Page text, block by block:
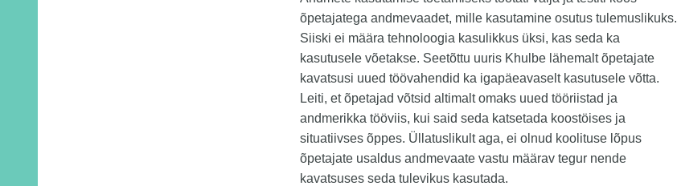
õpetajatega andmevaadet, mille kasutamine osutus tulemuslikuks.
Siiski ei määra tehnoloogia kasulikkus üksi, kas seda ka
kasutusele võetakse. Seetõttu uuris Khulbe lähemalt õpetajate
kavatsusi uued töövahendid ka igapäeavaselt kasutusele võtta.
Leiti, et õpetajad võtsid altimalt omaks uued tööriistad ja
andmerikka tööviis, kui said seda katsetada koostöises ja
situatiivses õppes. Üllatuslikult aga, ei olnud koolituse lõpus
õpetajate usaldus andmevaate vastu määrav tegur nende
kavatsuses seda tulevikus kasutada.